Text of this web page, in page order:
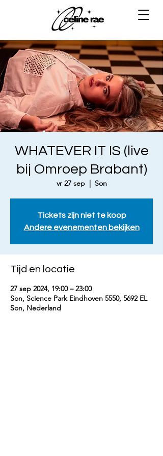
WHATEVER IT IS (live
bij Omroep Brabant)
vr 27 sep
  |
Son
Tickets zijn niet te koop
Andere evenementen bekijken
Tijd en locatie
27 sep 2024, 19:00 – 23:00
Son, Science Park Eindhoven 5550, 5692 EL
Son, Nederland